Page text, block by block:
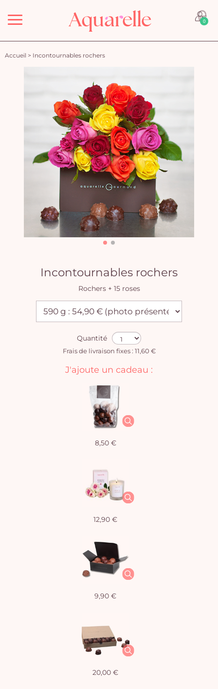
Menu 0
Accueil > Incontournables rochers
Incontournables rochers
Rochers + 15 roses
Quantité
Frais de livraison fixes : 11,60 €
J'ajoute un cadeau :
8,50 €
12,90 €
9,90 €
20,00 €